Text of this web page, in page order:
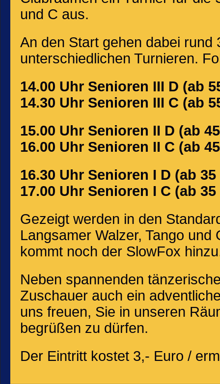
und C aus.
An den Start gehen dabei rund
unterschiedlichen Turnieren.
14.00 Uhr Senioren III D (ab
14.30 Uhr Senioren III C (ab
15.00 Uhr Senioren II D (ab
16.00 Uhr Senioren II C (ab
16.30 Uhr Senioren I D (ab
17.00 Uhr Senioren I C (ab
Gezeigt werden in den
Langsamer Walzer, Tango
kommt noch der SlowFox
Neben spannenden
Zuschauer auch ein
uns freuen, Sie in unseren
begrüßen zu dürfen.
Der Eintritt kostet 3,- Euro /